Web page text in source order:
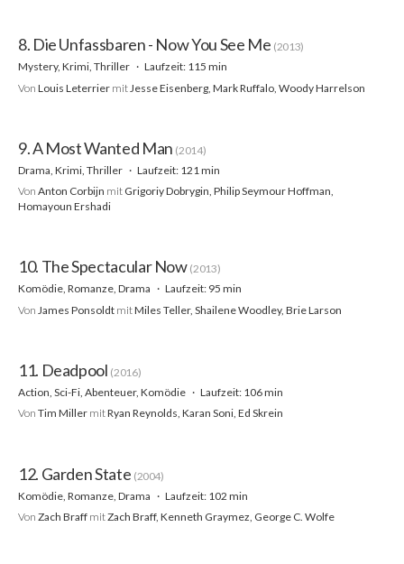
8. Die Unfassbaren - Now You See Me (2013)
Mystery, Krimi, Thriller
Laufzeit: 115 min
Von Louis Leterrier mit Jesse Eisenberg, Mark Ruffalo, Woody Harrelson
9. A Most Wanted Man (2014)
Drama, Krimi, Thriller
Laufzeit: 121 min
Von Anton Corbijn mit Grigoriy Dobrygin, Philip Seymour Hoffman,
Homayoun Ershadi
10. The Spectacular Now (2013)
Komödie, Romanze, Drama
Laufzeit: 95 min
Von James Ponsoldt mitMiles Teller, Shailene Woodley, Brie Larson
11. Deadpool (2016)
Action, Sci-Fi, Abenteuer, Komödie
Laufzeit: 106 min
Von Tim Miller mitRyan Reynolds, Karan Soni, Ed Skrein
12. Garden State (2004)
Komödie, Romanze, Drama
Laufzeit: 102 min
Von Zach Braff mitZach Braff, Kenneth Graymez, George C. Wolfe